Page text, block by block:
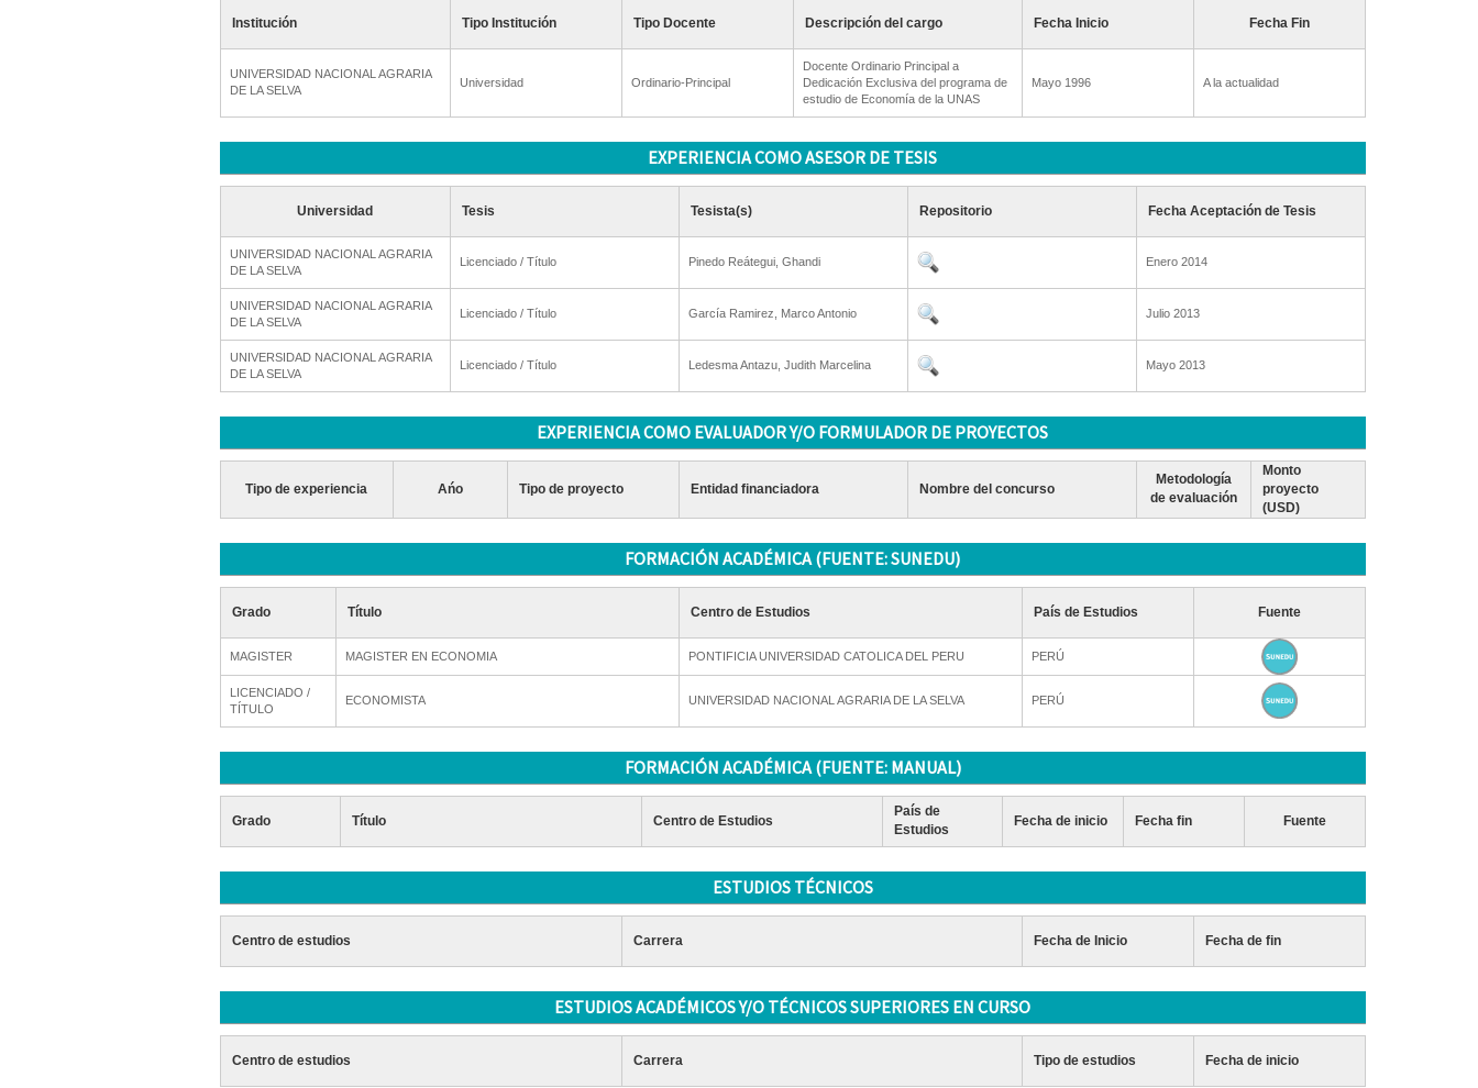
Institución Tipo Institución Tipo Docente Descripción del cargo Fecha Inicio Fecha Fin
UNIVERSIDAD NACIONAL AGRARIA
DE LA SELVA
Universidad Ordinario-Principal
Docente Ordinario Principal a
Dedicación Exclusiva del programa de
estudio de Economía de la UNAS
Mayo 1996 A la actualidad
EXPERIENCIA COMO ASESOR DE TESIS
Universidad Tesis Tesista(s) Repositorio Fecha Aceptación de Tesis
UNIVERSIDAD NACIONAL AGRARIA
DE LA SELVA
Licenciado / Título Pinedo Reátegui, Ghandi Enero 2014
UNIVERSIDAD NACIONAL AGRARIA
DE LA SELVA
Licenciado / Título García Ramirez, Marco Antonio Julio 2013
UNIVERSIDAD NACIONAL AGRARIA
DE LA SELVA
Licenciado / Título Ledesma Antazu, Judith Marcelina Mayo 2013
EXPERIENCIA COMO EVALUADOR Y/O FORMULADOR DE PROYECTOS
Tipo de experiencia Ańo Tipo de proyecto Entidad financiadora Nombre del concurso
Metodología
de evaluación
Monto
proyecto
(USD)
FORMACIÓN ACADÉMICA (FUENTE: SUNEDU)
Grado Título Centro de Estudios País de Estudios Fuente
MAGISTER MAGISTER EN ECONOMIA PONTIFICIA UNIVERSIDAD CATOLICA DEL PERU PERÚ
LICENCIADO /
TÍTULO
ECONOMISTA UNIVERSIDAD NACIONAL AGRARIA DE LA SELVA PERÚ
FORMACIÓN ACADÉMICA (FUENTE: MANUAL)
Grado Título Centro de Estudios
País de
Estudios
Fecha de inicio Fecha fin Fuente
ESTUDIOS TÉCNICOS
Centro de estudios Carrera Fecha de Inicio Fecha de fin
ESTUDIOS ACADÉMICOS Y/O TÉCNICOS SUPERIORES EN CURSO
Centro de estudios Carrera Tipo de estudios Fecha de inicio